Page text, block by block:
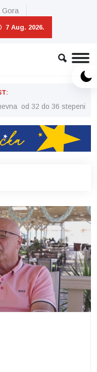
Gora
7 Aug. 2026.
od 32 do 36 stepeni